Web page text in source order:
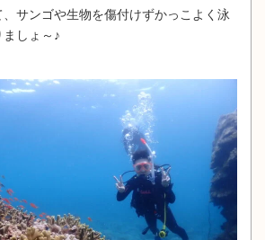
サンゴや生物を傷付けずかっこよく泳
しょ～♪